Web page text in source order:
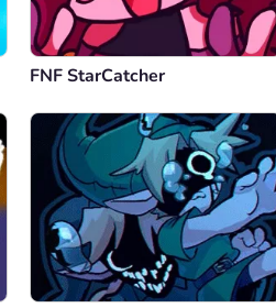
FNF StarCatcher